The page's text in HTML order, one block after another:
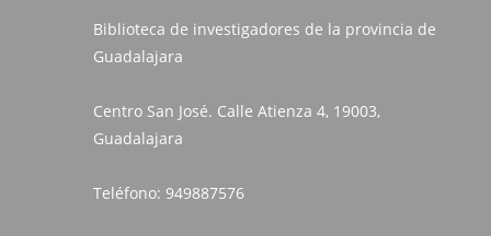
Biblioteca de investigadores de la provincia de
Guadalajara
Centro San José. Calle Atienza 4, 19003,
Guadalajara
Teléfono: 949887576